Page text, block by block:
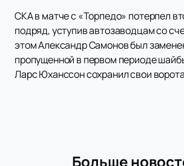
СКА в матче с «Торпедо» потерпел
подряд, уступив автозаводцам со
этом Александр Самонов был
пропущенной в первом периоде
Ларс Юханссон сохранил свои
Больше